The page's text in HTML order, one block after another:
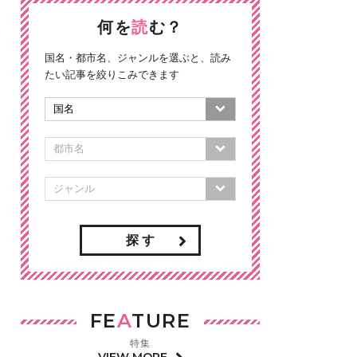
何を読む？
国名・都市名、ジャンルを選ぶと、読み
たい記事を絞りこみできます
探 す
FEATURE
特集